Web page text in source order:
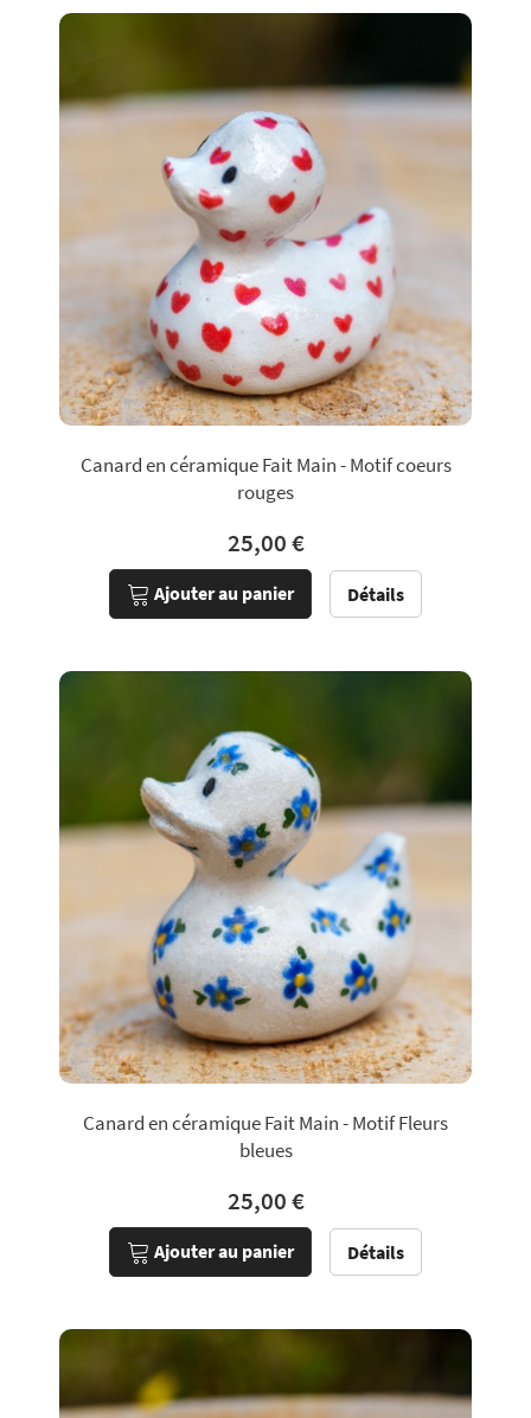
Canard en céramique Fait Main - Motif coeurs
rouges
25,00 €
Ajouter au panier Détails
Canard en céramique Fait Main - Motif Fleurs
bleues
25,00 €
Ajouter au panier Détails